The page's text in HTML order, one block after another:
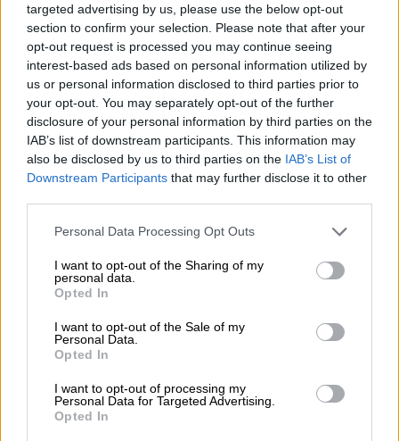
targeted advertising by us, please use the below opt-out
section to confirm your selection. Please note that after your
opt-out request is processed you may continue seeing
interest-based ads based on personal information utilized by
us or personal information disclosed to third parties prior to
your opt-out. You may separately opt-out of the further
disclosure of your personal information by third parties on the
IAB’s list of downstream participants. This information may
also be disclosed by us to third parties on the IAB’s List of
Downstream Participants that may further disclose it to other
Please note that this website/app uses one or more Google
not limited to your visit or usage behaviour. You may click to
grant or deny consent to Google and its third-party tags to
use your data for below specified purposes in below Google
consent section.
Personal Data Processing Opt Outs
I want to opt-out of the Sharing of my
personal data.
Opted In
I want to opt-out of the Sale of my
Personal Data.
Opted In
I want to opt-out of processing my
Personal Data for Targeted Advertising.
Opted In
Ελλάδα|01.07.2026 18:51
Καλεντερίδης: Η Ελλάδα πρέπει να
προετοιμαστεί απέναντι στα drones και
τη στρατηγική της "Γαλάζιας Πατρίδας"
Αναλυτές τονίζουν ότι η αντιμετώπιση της
τουρκικής στρατηγικής δεν μπορεί να
βασίζεται μόνο στην ενίσχυση των